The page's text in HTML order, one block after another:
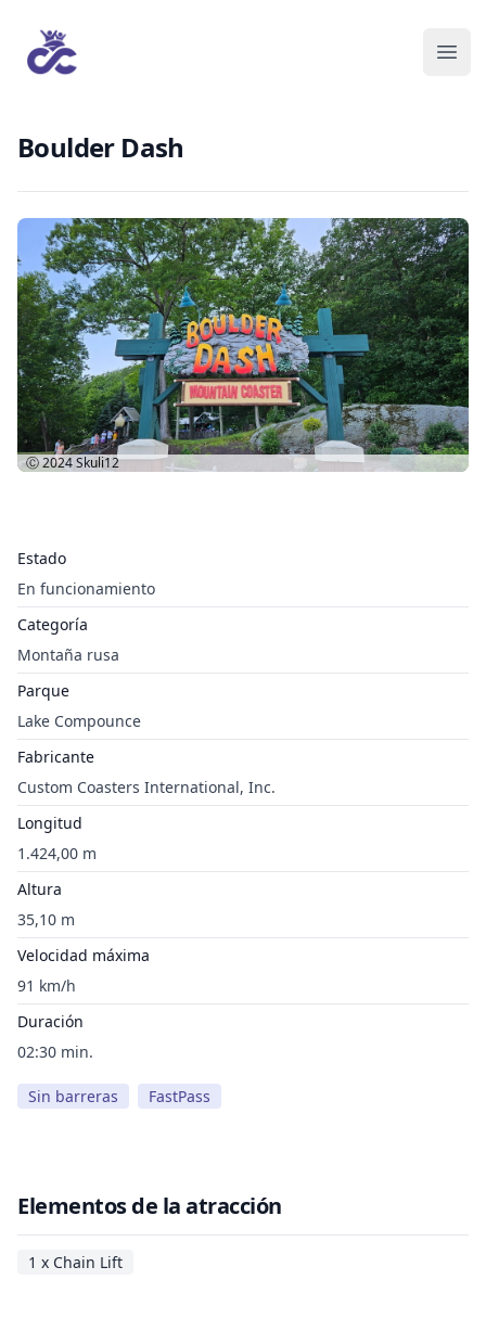
Boulder Dash
Estado
En funcionamiento
Categoría
Montaña rusa
Parque
Lake Compounce
Fabricante
Custom Coasters International, Inc.
Longitud
1.424,00 m
Altura
35,10 m
Velocidad máxima
91 km/h
Duración
02:30 min.
Sin barreras FastPass
Ⓒ 2024Skuli12
Elementos de la atracción
1 x Chain Lift